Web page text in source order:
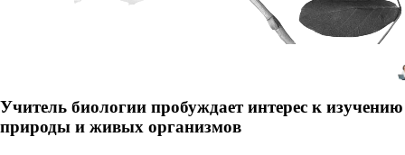
Учитель биологии пробуждает интерес к изучению
природы и живых организмов